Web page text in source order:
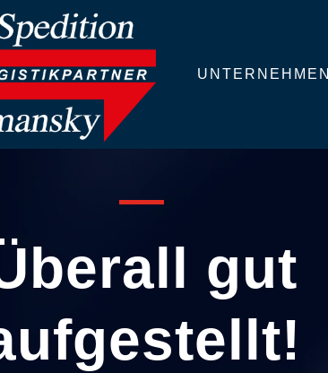
UNTERNEHMEN
gut